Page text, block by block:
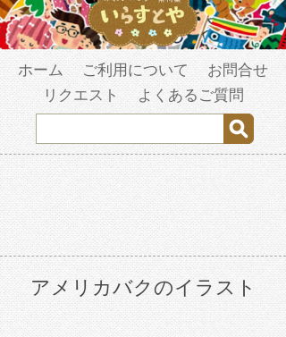
ホーム ご利用について
お問合せ
リクエスト
よくあるご質問
アメリカバクのイラスト